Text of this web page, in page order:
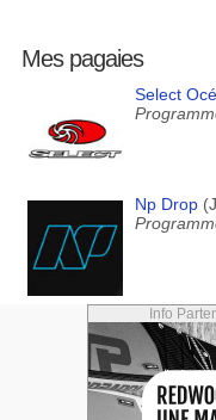
Mes pagaies
Select
Np Drop
Info